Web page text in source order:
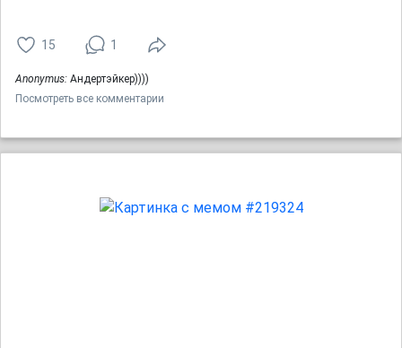
15 1
Anonymus: Андертэйкер))))
Посмотреть все комментарии